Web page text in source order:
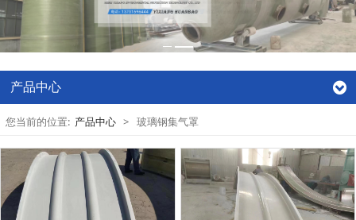
产品中心
您当前的位置: 产品中心 > 玻璃钢集气罩